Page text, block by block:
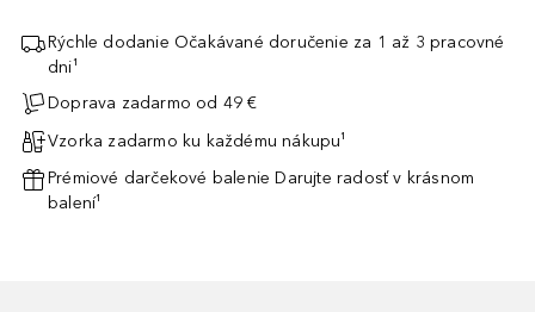
Rýchle dodanie Očakávané doručenie za 1 až 3 pracovné
dni¹
Doprava zadarmo od 49 €
Vzorka zadarmo ku každému nákupu¹
Prémiové darčekové balenie Darujte radosť v krásnom
balení¹